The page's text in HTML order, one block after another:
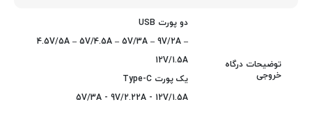
توضیحات درگاه
خروجی
دو پورت USB
4.5V/5A – 5V/4.5A – 5V/3A – 9V/2A –
12V/1.5A
یک پورت Type-C
5V/3A - 9V/2.22A - 12V/1.5A